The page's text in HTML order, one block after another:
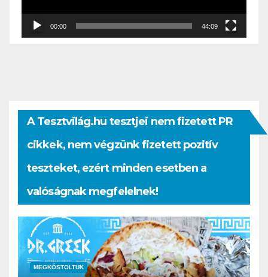
00:00 44:09
A Tesztvilág.hu tesztjei nem fizetett PR
cikkek, nem végzünk fizetett pozitív
teszteket, ezért minden esetben a
valóságnak megfelelnek!
MEGKÓSTOLTUK